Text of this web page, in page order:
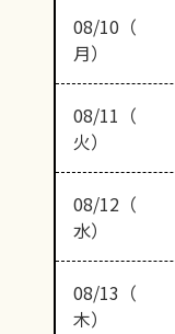
08/10（
月）
08/11（
火）
08/12（
水）
08/13（
木）